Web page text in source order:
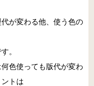
が変わる他、使う色の
。
色使っても版代が変わ
トは